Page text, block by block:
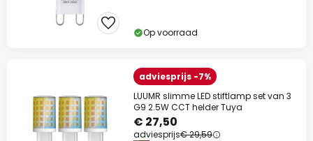
Op voorraad
adviesprijs -7%
LUUMR slimme LED stiftlamp set van 3
G9 2.5W CCT helder Tuya
€ 27,50
adviesprijs€ 29,59